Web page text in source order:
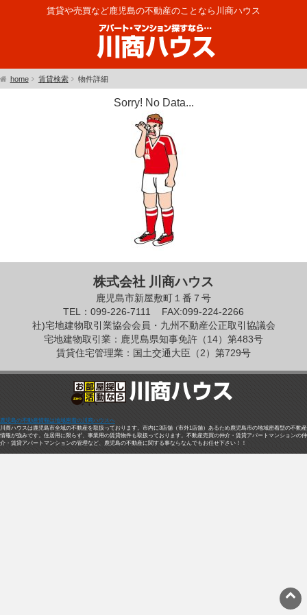
賃貸や売買など鹿児島の不動産のことなら川商ハウス
home 賃貸検索 物件詳細
Sorry! No Data...
株式会社 川商ハウス
鹿児島市新屋敷町１番７号
TEL：099-226-7111
FAX:099-224-2266
社)宅地建物取引業協会会員・九州不動産公正取引協議会
宅地建物取引業：鹿児島県知事免許（14）第483号
賃貸住宅管理業：国土交通大臣（2）第729号
鹿児島の不動産情報は地域密着の川商ハウスへ
川商ハウスは鹿児島市全域の不動産を取扱っております。市内に3店舗（市外1店舗）あるため鹿児島市の地域密着型の不動産
情報が強みです。住居用に限らず、事業用の賃貸物件も取扱っております。不動産売買の仲介・賃貸アパートマンションの仲
介・賃貸アパートマンションの管理など、鹿児島の不動産に関する事ならなんでもお任せ下さい！！